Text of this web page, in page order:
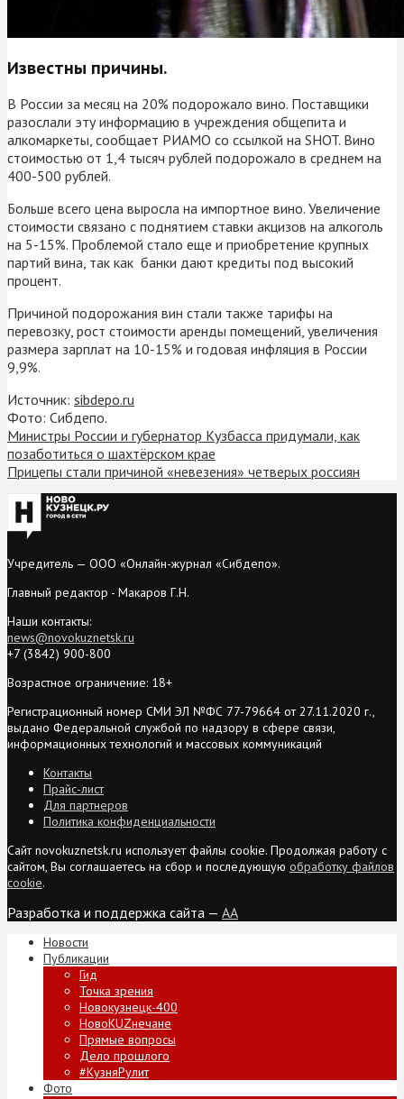
Известны причины.
В России за месяц на 20% подорожало вино. Поставщики
разослали эту информацию в учреждения общепита и
алкомаркеты, сообщает РИАМО со ссылкой на SHOT. Вино
стоимостью от 1,4 тысяч рублей подорожало в среднем на
400-500 рублей.
Больше всего цена выросла на импортное вино. Увеличение
стоимости связано с поднятием ставки акцизов на алкоголь
на 5-15%. Проблемой стало еще и приобретение крупных
партий вина, так как банки дают кредиты под высокий
процент.
Причиной подорожания вин стали также тарифы на
перевозку, рост стоимости аренды помещений, увеличения
размера зарплат на 10-15% и годовая инфляция в России
9,9%.
Источник: sibdepo.ru
Фото: Сибдепо.
Министры России и губернатор Кузбасса придумали, как
позаботиться о шахтёрском крае
Прицепы стали причиной «невезения» четверых россиян
Учредитель — ООО «Онлайн-журнал «Сибдепо».
Главный редактор - Макаров Г.Н.
Наши контакты:
news@novokuznetsk.ru
+7 (3842) 900-800
Возрастное ограничение: 18+
Регистрационный номер СМИ ЭЛ №ФС 77-79664 от 27.11.2020 г.,
выдано Федеральной службой по надзору в сфере связи,
информационных технологий и массовых коммуникаций
Контакты
Прайс-лист
Для партнеров
Политика конфиденциальности
Сайт novokuznetsk.ru использует файлы cookie. Продолжая работу с
сайтом, Вы соглашаетесь на сбор и последующую обработку файлов
cookie.
Разработка и поддержка сайта — AA
Новости
Публикации
Гид
Точка зрения
Новокузнецк-400
НовоKUZнечане
Прямые вопросы
Дело прошлого
#КузняРулит
Фото